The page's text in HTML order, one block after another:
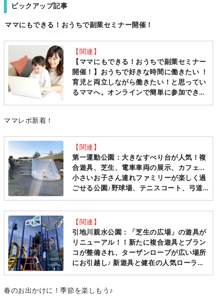
ピックアップ記事
ママにもできる！おうちで副業セミナー開催！
【関連】
【ママにもできる！おうちで副業セミナー
開催！】おうちで好きな時間に働きたい ！
育児と両立しながら働きたい！と思ってい
るママへ。オンラインで簡単に参加できる
ママレポ新着！
【関連】
第一運動公園：大きなすべり台が人気！複
合遊具、芝生、電車車両の展示、カフェ…
小さいお子さん連れファミリーが楽しく過
ごせる公園♪野球場、テニスコート、弓道
【関連】
引地川親水公園：「芝生の広場」の遊具が
リニューアル！！新たに複合遊具とブラン
コが整備され、ターザンロープが広い場所
にお引越し♪ 新遊具と健在の人気ローラー
春のお出かけに！季節を楽しもう♪